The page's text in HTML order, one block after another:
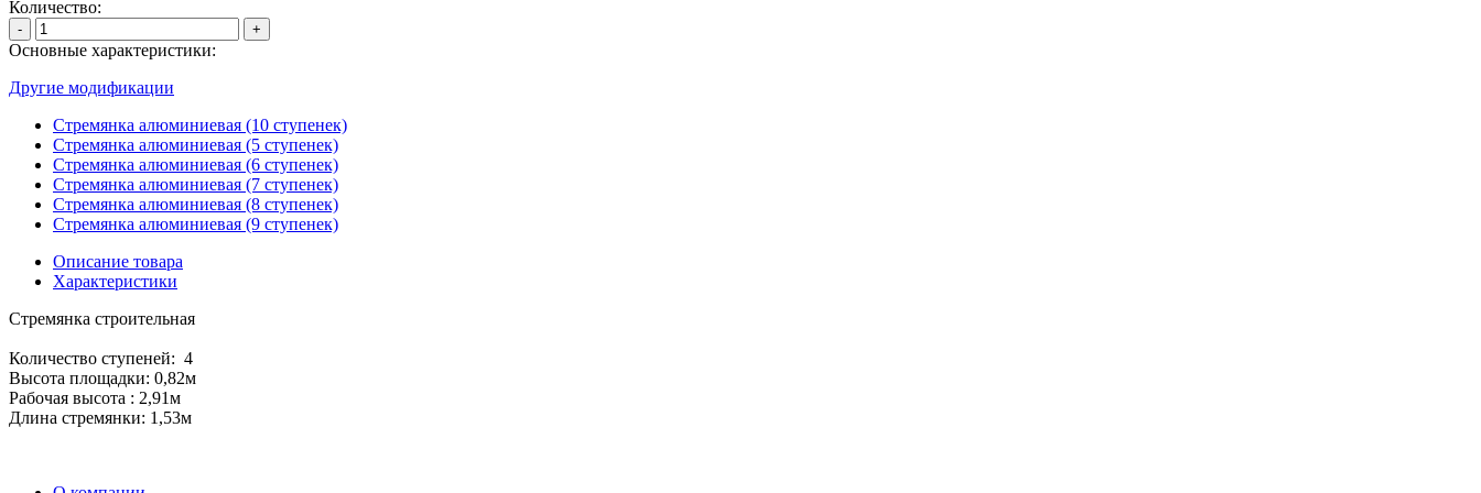
Количество:
- +
Основные характеристики:
Другие модификации
Стремянка алюминиевая (10 ступенек)
Стремянка алюминиевая (5 ступенек)
Стремянка алюминиевая (6 ступенек)
Стремянка алюминиевая (7 ступенек)
Стремянка алюминиевая (8 ступенек)
Стремянка алюминиевая (9 ступенек)
Описание товара
Характеристики
Стремянка строительная
Количество ступеней: 4
Высота площадки: 0,82м
Рабочая высота : 2,91м
Длина стремянки: 1,53м